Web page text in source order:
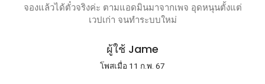
จองแล้วได้ตั๋วจริงค่ะ ตามแอดมินมาจากเพจ อุดหนุนตั้งแต่
เวปเก่า จนทำระบบใหม่
ผู้ใช้ Jame
โพสเมื่อ 11 ก.พ. 67